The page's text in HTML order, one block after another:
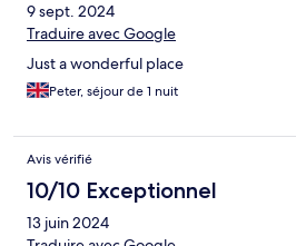
9 sept. 2024
Traduire avec Google
Just a wonderful place
Peter, séjour de 1 nuit
Avis vérifié
10/10 Exceptionnel
13 juin 2024